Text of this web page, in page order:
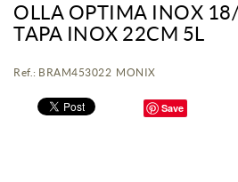
OLLA OPTIMA INOX
TAPA INOX 22CM 5L
Ref.: BRAM453022 MONIX
Save